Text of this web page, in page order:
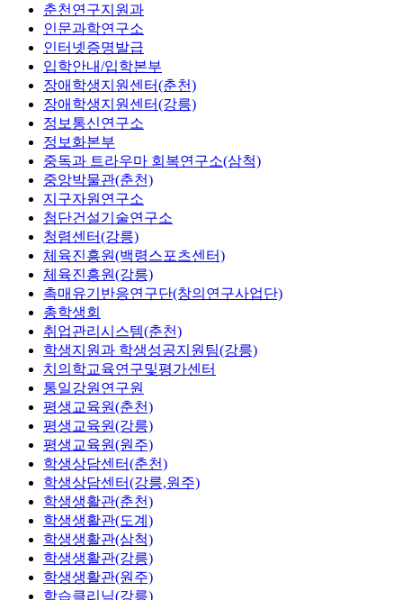
춘천연구지원과
인문과학연구소
인터넷증명발급
입학안내/입학본부
장애학생지원센터(춘천)
장애학생지원센터(강릉)
정보통신연구소
정보화본부
중독과 트라우마 회복연구소(삼척)
중앙박물관(춘천)
지구자원연구소
첨단건설기술연구소
청렴센터(강릉)
체육진흥원(백령스포츠센터)
체육진흥원(강릉)
촉매유기반응연구단(창의연구사업단)
총학생회
취업관리시스템(춘천)
학생지원과 학생성공지원팀(강릉)
치의학교육연구및평가센터
통일강원연구원
평생교육원(춘천)
평생교육원(강릉)
평생교육원(원주)
학생상담센터(춘천)
학생상담센터(강릉,원주)
학생생활관(춘천)
학생생활관(도계)
학생생활관(삼척)
학생생활관(강릉)
학생생활관(원주)
학습클리닉(강릉)